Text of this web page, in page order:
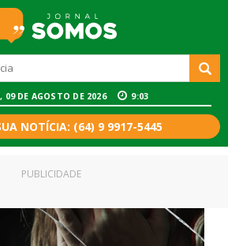
09 DE AGOSTO DE 2026 9:03
NOTÍCIA: (64) 9 9917-5445
PUBLICIDADE